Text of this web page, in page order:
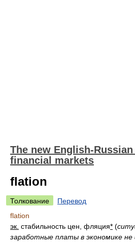
The new English-
financial markets
flation
Толкование
Перевод
flation
эк. стабильность цен, фляция* (
заработные платы в экономике